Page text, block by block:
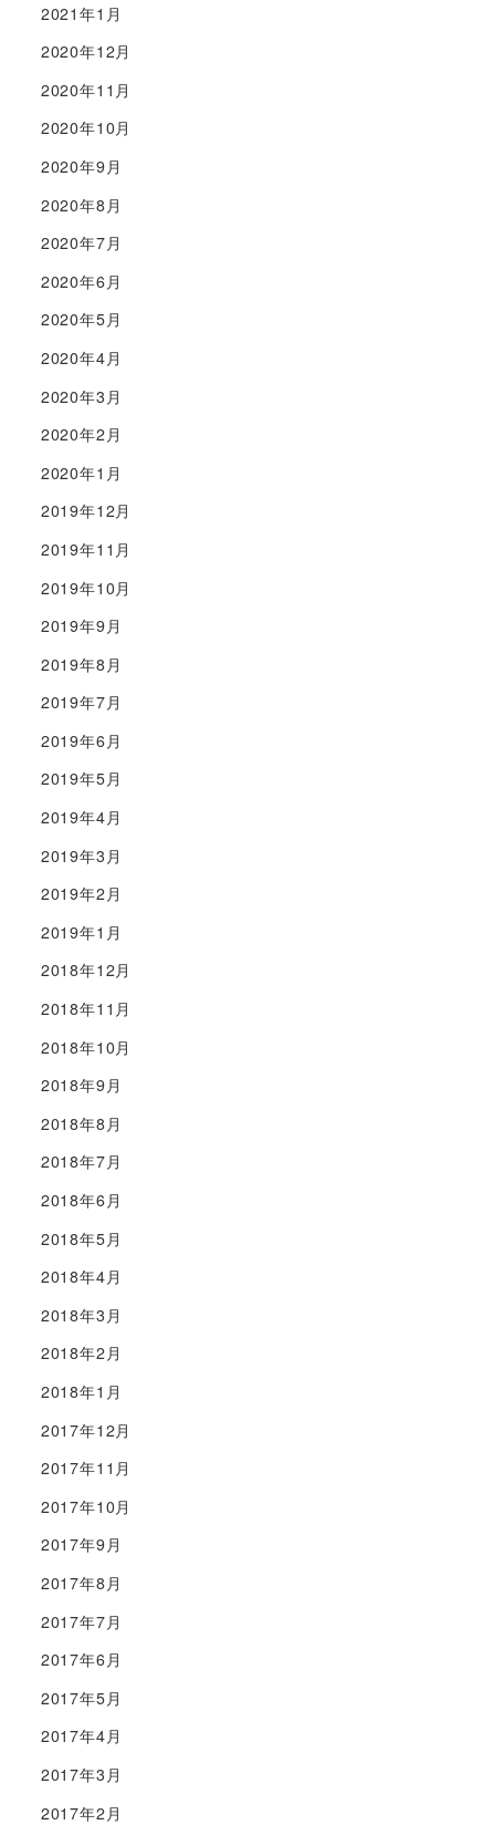
2021年1月
2020年12月
2020年11月
2020年10月
2020年9月
2020年8月
2020年7月
2020年6月
2020年5月
2020年4月
2020年3月
2020年2月
2020年1月
2019年12月
2019年11月
2019年10月
2019年9月
2019年8月
2019年7月
2019年6月
2019年5月
2019年4月
2019年3月
2019年2月
2019年1月
2018年12月
2018年11月
2018年10月
2018年9月
2018年8月
2018年7月
2018年6月
2018年5月
2018年4月
2018年3月
2018年2月
2018年1月
2017年12月
2017年11月
2017年10月
2017年9月
2017年8月
2017年7月
2017年6月
2017年5月
2017年4月
2017年3月
2017年2月